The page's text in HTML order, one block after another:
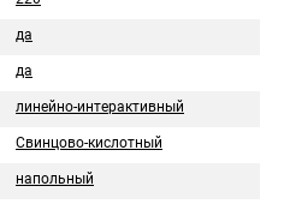
да
да
линейно-интерактивный
Свинцово-кислотный
напольный